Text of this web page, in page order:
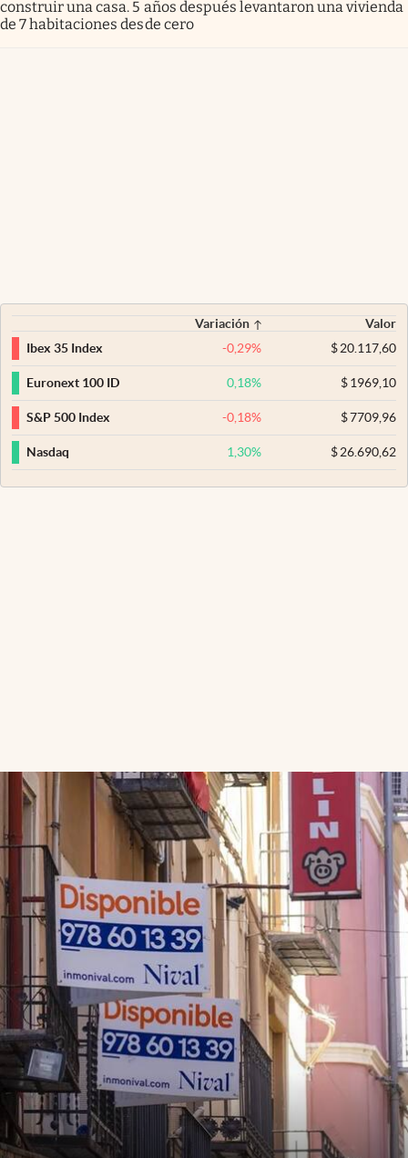
construir una casa. 5 años después levantaron una vivienda
de 7 habitaciones desde cero
Variación
Valor
Ibex 35 Index
-0,29% $20.117,60
Euronext 100 ID 0,18% $1969,10
S&P 500 Index -0,18% $7709,96
Nasdaq 1,30% $26.690,62